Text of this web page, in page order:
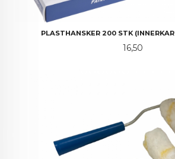
PLASTHANSKER 200 STK
Pris
16,50